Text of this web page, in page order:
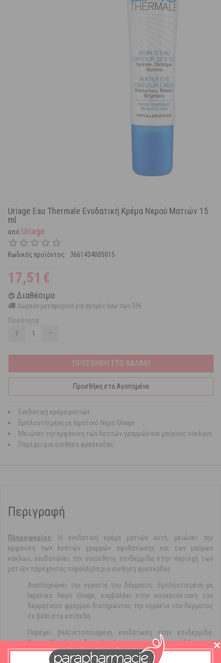
Uriage Eau Thermale Ενυδατική Κρέμα Νερού Ματιών 15
ml
από Uriage
Κωδικός προϊόντος: 3661434005015
17,51 €
Διαθέσιμο
Δωρεάν μεταφορικά για αγορές άνω των 39€
Ποσότητα:
+ −
ΠΡΟΣΘΗΚΗ ΣΤΟ ΚΑΛΑΘΙ
Προσθήκη στα Αγαπημένα
Ενυδατική κρέμα ματιών
Εμπλουτισμένη με Ιαματικό Νερό Uriage
Μειώνει την εμφάνιση των λεπτών γραμμών και μαύρους κύκλους
Παρέχει μια αίσθηση φρεσκάδας
Περιγραφή
Πληροφορίες: Η ενυδατική κρέμα ματιών αυτή, μειώνει την
εμφάνιση των λεπτών γραμμών αφυδάτωσης και των μαύρων
κύκλων, ενυδατώνει την ευαίσθητη επιδερμίδα στην περιοχή των
ματιών παρέχοντας παράλληλα μια αίσθηση φρεσκάδας.
Αναπληρώνει την υγρασία του δέρματος. Εμπλουτισμένη με
Ιαματικό Νερό Uriage, συμβάλλει στην αποκατάσταση του
δερματικού φραγμού διατηρώντας την υγρασία του δέρματος
σε βέλτιστα επίπεδα.
Παρέχει βελτιστοποιημένη ενυδάτωση στην επιδερμίδα.
Σχηματίζει ένα ενυδατικό φιλμ στην επιφάνεια του δέρματος,
το οποίο απελευθερώνει σταδιακά τους ενυδατικούς